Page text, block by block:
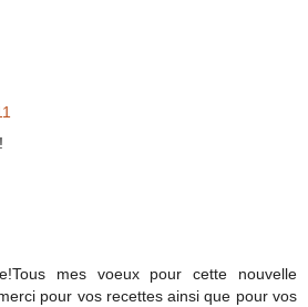
mes voeux pour cette nouvelle
pour vos recettes ainsi que pour vos